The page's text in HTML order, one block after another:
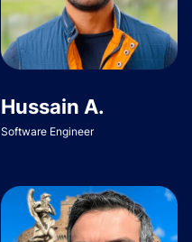
Hussain A.
Software Engineer